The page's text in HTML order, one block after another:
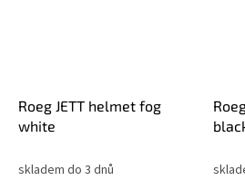
Roeg JETT helmet fog
white
skladem do 3 dnů